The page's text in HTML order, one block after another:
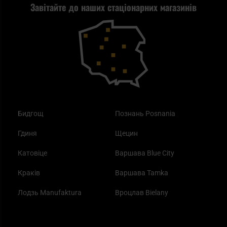
Завітайте до наших стаціонарних магазинів
Бидгощ
Гдиня
Катовіце
Краків
Лодзь Manufaktura
Познань Posnania
Щецин
Варшава Blue City
Варшава Tamka
Вроцлав Bielany
Повернення товару
Blackout - що це таке?
Як працює маска від смогу?
Найкращі спальні мішки на осінь
Самозахист